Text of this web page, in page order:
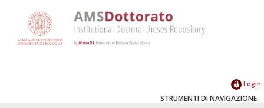
Login
STRUMENTI DI NAVIGAZIONE